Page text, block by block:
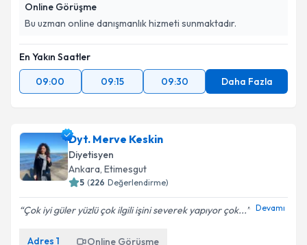
Online Görüşme
Bu uzman online danışmanlık hizmeti sunmaktadır.
En Yakın Saatler
09:00
09:15 09:30 Daha Fazla
Dyt. Merve Keskin
Diyetisyen
Ankara, Etimesgut
5 (226 Değerlendirme)
Çok iyi güler yüzlü çok ilgili işini severek yapıyor çok... Devamı
Adres 1 Online Görüşme